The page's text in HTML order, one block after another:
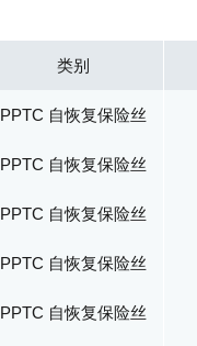
类别
PPTC 自恢复保险丝
PPTC 自恢复保险丝
PPTC 自恢复保险丝
PPTC 自恢复保险丝
PPTC 自恢复保险丝